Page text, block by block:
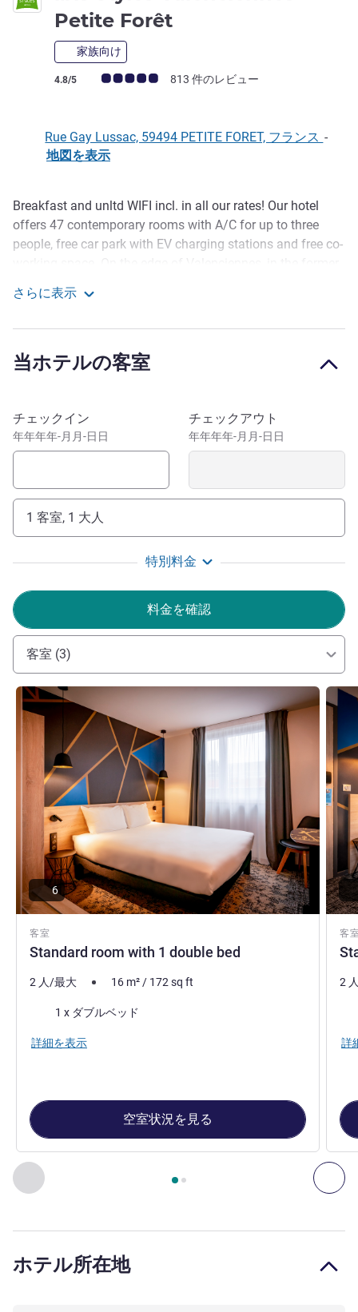
Petite Forêt
家族向け
お客さまの声 (確認済みレビュー アコーホテルズ)
4.8/5 813 件のレビュー
Rue Gay Lussac, 59494 PETITE FORET, フランス -
地図を表示
説明
Breakfast and unltd WIFI incl. in all our rates! Our hotel
offers 47 contemporary rooms with A/C for up to three
people, free car park with EV charging stations and free co-
mining basin classified as a UNESCO World Heritage Site,
it's ideal for exploring the region (Lille, Brussels, Bruges) or
Our fully air-conditioned hotel features rooms with a
contemporary design, a free car park with EV charging
downtown area of Valenciennes and in the heart of the
former mining basin classified as a UNESCO World
Heritage Site, our hotel is the ideal base for your family
Then explore the Mining Basin to discover its industrial
heritage and unique landscapes. A few miles away, Lille,
the capital of Flanders, will seduce you with its
Grand'Place and its picturesque streets.
さらに表示
当ホテルの客室
このホテルを予約
チェックイン
年年年年-月月-日日
チェックアウト
年年年年-月月-日日
1 客室, 1 大人
特別料金
料金を確認
客室 (3)
前に戻る - 客室 次
2ページ中 , 客室 1 : Standard room with 1 double
客室
Standard room with 1 double bed
詳細を表示
6
2 人/最大 16 m²/ 172sq ft
1 x ダブルベッド
詳細を表示
空室状況を見る
客
詳細
2
詳
ホテル所在地